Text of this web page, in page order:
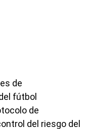
de
fútbol
de
del riesgo del